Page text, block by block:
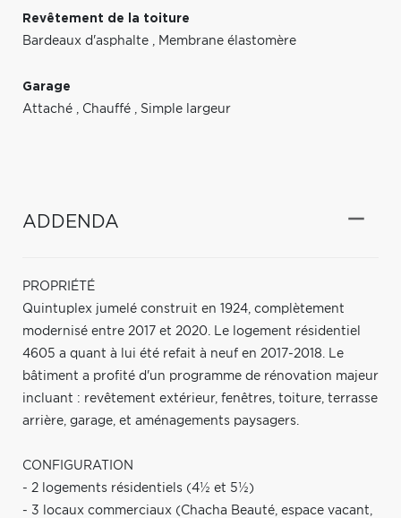
Revêtement de la toiture
Bardeaux d'asphalte , Membrane élastomère
Garage
Attaché , Chauffé , Simple largeur
ADDENDA
PROPRIÉTÉ
Quintuplex jumelé construit en 1924, complètement
modernisé entre 2017 et 2020. Le logement résidentiel
4605 a quant à lui été refait à neuf en 2017-2018. Le
bâtiment a profité d'un programme de rénovation majeur
incluant : revêtement extérieur, fenêtres, toiture, terrasse
arrière, garage, et aménagements paysagers.
CONFIGURATION
- 2 logements résidentiels (4½ et 5½)
- 3 locaux commerciaux (Chacha Beauté, espace vacant,